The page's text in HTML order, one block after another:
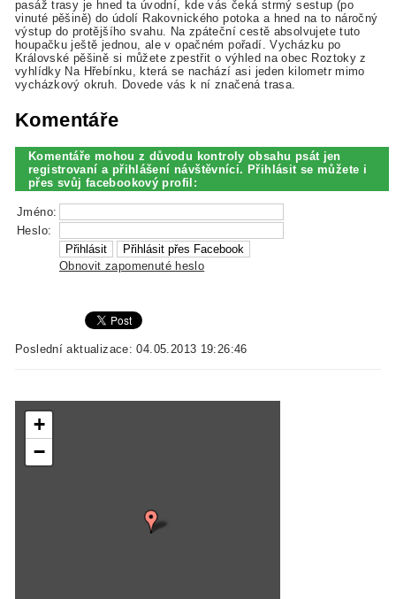
pasáž trasy je hned ta úvodní, kde vás čeká strmý sestup (po
vinuté pěšině) do údolí Rakovnického potoka a hned na to náročný
výstup do protějšího svahu. Na zpáteční cestě absolvujete tuto
houpačku ještě jednou, ale v opačném pořadí. Vycházku po
Královské pěšině si můžete zpestřit o výhled na obec Roztoky z
vyhlídky Na Hřebínku, která se nachází asi jeden kilometr mimo
vycházkový okruh. Dovede vás k ní značená trasa.
Komentáře
Komentáře mohou z důvodu kontroly obsahu psát jen
registrovaní a přihlášení návštěvníci. Přihlásit se můžete i
přes svůj facebookový profil:
Jméno:
Heslo:
Obnovit zapomenuté heslo
Poslední aktualizace: 04.05.2013 19:26:46
+
−